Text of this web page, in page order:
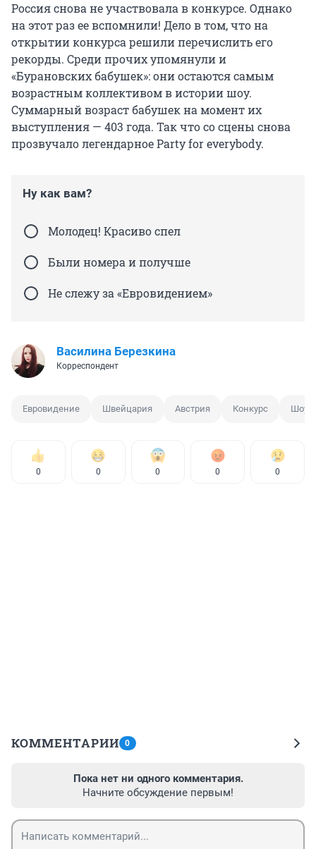
Россия снова не участвовала в конкурсе. Однако
на этот раз ее вспомнили! Дело в том, что на
открытии конкурса решили перечислить его
рекорды. Среди прочих упомянули и
«Бурановских бабушек»: они остаются самым
возрастным коллективом в истории шоу.
Суммарный возраст бабушек на момент их
выступления — 403 года. Так что со сцены снова
прозвучало легендарное Party for everybody.
Ну как вам?
Молодец! Красиво спел
Были номера и получше
Не слежу за «Евровидением»
Василина Березкина
Корреспондент
Евровидение Швейцария Австрия Конкурс Шоу
0 0 0 0 0
КОММЕНТАРИИ 0
Пока нет ни одного комментария.
Начните обсуждение первым!